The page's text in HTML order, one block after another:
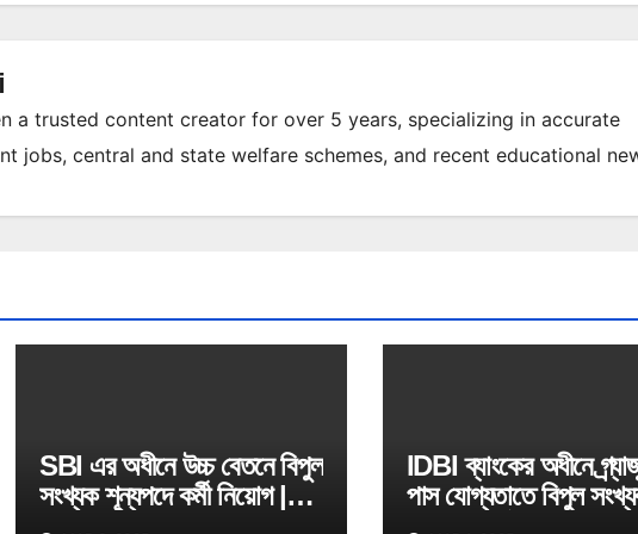
a trusted content creator for over 5 years, specializing in accurate
jobs, central and state welfare schemes, and recent educational
SBI এর অধীনে উচ্চ বেতনে বিপুল
সংখ্যক শূন্যপদে কর্মী নিয়োগ |
SBI Bank Job
IDBI ব্যাংকের অধীনে
পাস যোগ্যতাতে বিপুল
শূন্যপদে কর্মী নিয়োগ | IDBI